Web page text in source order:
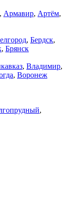
, Армавир, Артём,
, Бердск,
, Брянск
, Владимир,
, Воронеж
,